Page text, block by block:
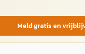
Meld gratis en